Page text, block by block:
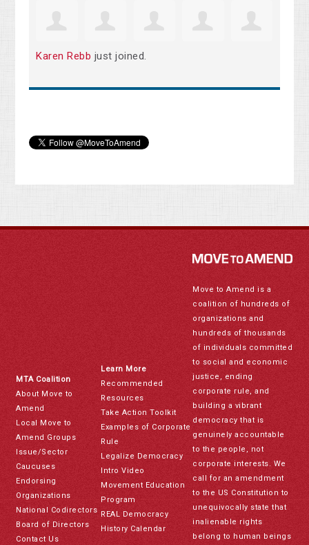
Karen Rebb just joined.
MTA Coalition
About Move to
Amend
Local Move to
Amend Groups
Issue/Sector
Caucuses
Endorsing
Organizations
National Codirectors
Board of Directors
Contact Us
Learn More
Recommended
Resources
Take Action Toolkit
Examples of Corporate
Rule
Legalize Democracy
Intro Video
Movement Education
Program
REAL Democracy
History Calendar
Move to Amend is a
coalition of hundreds of
organizations and
hundreds of thousands
of individuals committed
to social and economic
justice, ending
corporate rule, and
building a vibrant
democracy that is
genuinely accountable
to the people, not
corporate interests. We
call for an amendment
to the US Constitution to
unequivocally state that
inalienable rights
belong to human beings